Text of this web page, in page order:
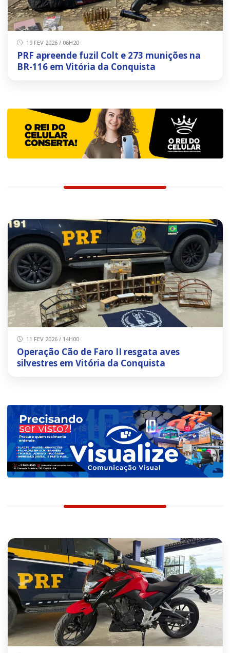
19 FEV 2026 / 06H20
PRF apreende fuzil Colt e 273 munições na
BR-116 em Vitória da Conquista
11 FEV 2026 / 14H00
Operação Cão de Faro II resgata aves
silvestres em Vitória da Conquista